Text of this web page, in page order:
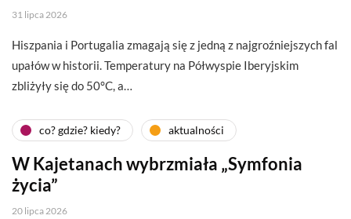
31 lipca 2026
Hiszpania i Portugalia zmagają się z jedną z najgroźniejszych fal
upałów w historii. Temperatury na Półwyspie Iberyjskim
zbliżyły się do 50°C, a…
co? gdzie? kiedy? aktualności
W Kajetanach wybrzmiała „Symfonia
życia”
20 lipca 2026